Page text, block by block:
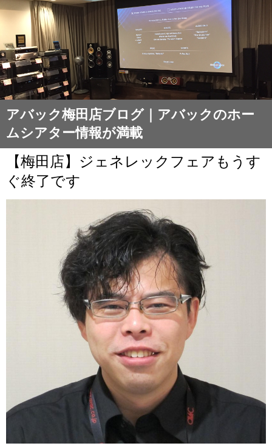
アバック梅田店ブログ｜アバックのホー
ムシアター情報が満載
【梅田店】ジェネレックフェアもうす
ぐ終了です